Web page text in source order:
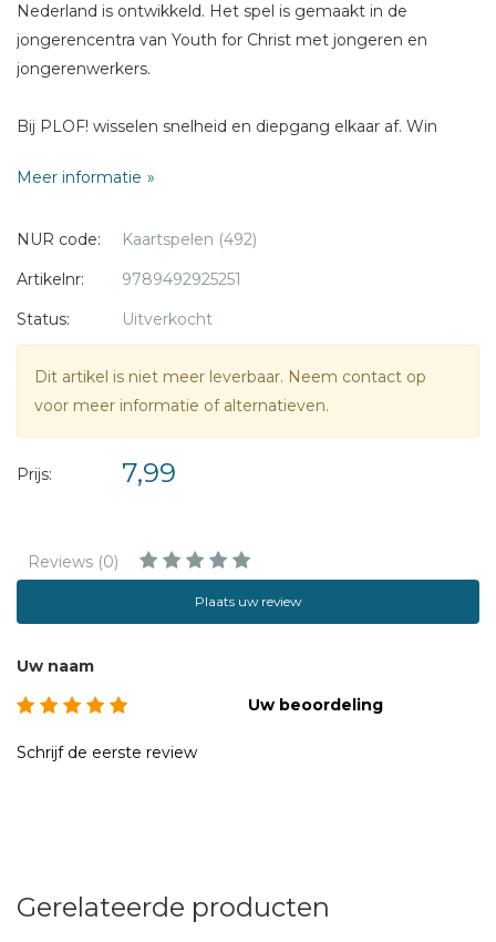
Nederland is ontwikkeld. Het spel is gemaakt in de
jongerencentra van Youth for Christ met jongeren en
jongerenwerkers.
Bij PLOF! wisselen snelheid en diepgang elkaar af. Win
en stel elkaar (diepe) vragen over thema',s als:
- Wat maakt jou gelukkig of juist ongelukkig?
- Wat zijn jouw grootste belevenissen en sterkste verhalen?
kom je gemakkelijk met elkaar op verhalen die je nog niet
van elkaar wist.
Inhoud: Doosje met 52 speel- en vragenkaarten en
Meer informatie
NUR code:
Kaartspelen (492)
Artikelnr:
9789492925251
Status:
Uitverkocht
Dit artikel is niet meer leverbaar. Neem contact op
voor meer informatie of alternatieven.
Prijs: 7,99
Reviews (0)
Plaats uw review
Uw naam
Uw beoordeling
Schrijf de eerste review
Gerelateerde producten